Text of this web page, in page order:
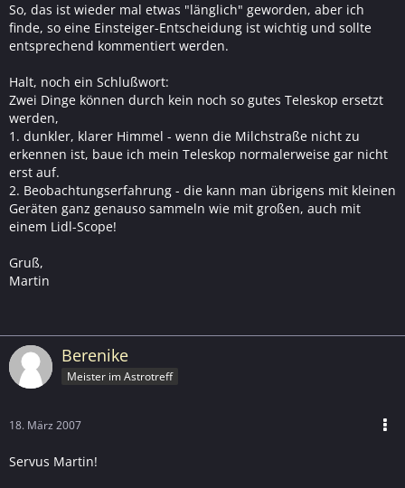
So, das ist wieder mal etwas "länglich" geworden, aber ich
finde, so eine Einsteiger-Entscheidung ist wichtig und sollte
entsprechend kommentiert werden.
Halt, noch ein Schlußwort:
Zwei Dinge können durch kein noch so gutes Teleskop ersetzt
werden,
1. dunkler, klarer Himmel - wenn die Milchstraße nicht zu
erkennen ist, baue ich mein Teleskop normalerweise gar nicht
erst auf.
2. Beobachtungserfahrung - die kann man übrigens mit kleinen
Geräten ganz genauso sammeln wie mit großen, auch mit
einem Lidl-Scope!
Gruß,
Martin
Berenike
Meister im Astrotreff
18. März 2007
Servus Martin!